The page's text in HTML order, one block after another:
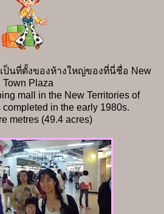
ป็นที่ตั้งของห้างใหญ่ของที่นี่ชื่อ New
Town Plaza
mall in the New Territories of
in the early 1980s.
metres (49.4 acres)